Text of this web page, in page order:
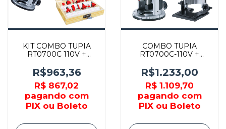
KIT COMBO TUPIA
RT0700C 110V +
NOVE54 - MAKITA
R$963,36
R$ 867,02
pagando com
PIX ou Boleto
COMBO TUPIA
RT0700C-110V +
MAKITA
R$1.233,00
R$ 1.109,70
pagando com
PIX ou Boleto